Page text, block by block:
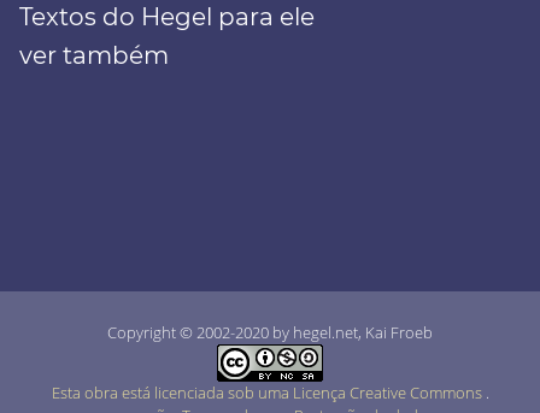
Textos do Hegel para ele
ver também
Copyright © 2002-2020 by hegel.net, Kai Froeb
Esta obra está licenciada sob uma Licença Creative Commons .